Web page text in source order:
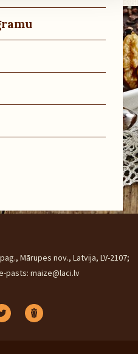
Mārupes nov., Latvija, LV-2107;
pasts: maize@laci.lv